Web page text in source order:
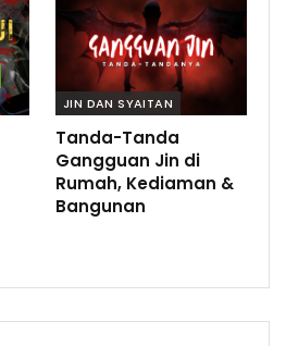
JIN DAN SYAITAN
Tanda-Tanda
Gangguan Jin di
Rumah, Kediaman &
Bangunan